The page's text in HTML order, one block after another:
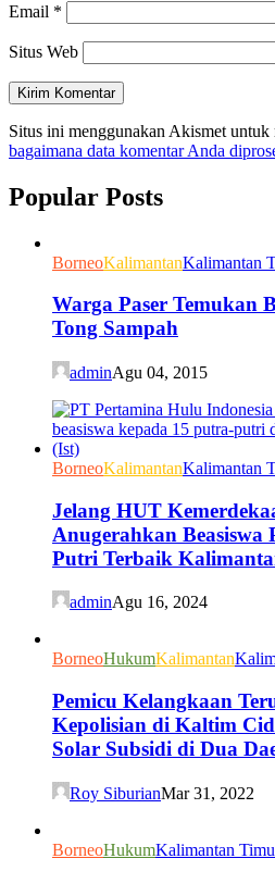
Email *
Situs Web
Situs ini menggunakan Akismet untuk
bagaimana data komentar Anda
Popular Posts
BorneoKalimantanKalimantan
Warga Paser Temukan
Tong Sampah
adminAgu 04, 2015
BorneoKalimantanKalimantan
Jelang HUT
Anugerahkan Beasiswa
Putri Terbaik
adminAgu 16, 2024
BorneoHukumKalimantan
Pemicu Kelangkaan
Kepolisian di Kaltim
Solar Subsidi di Dua
Roy SiburianMar 31, 2022
BorneoHukumKalimantan